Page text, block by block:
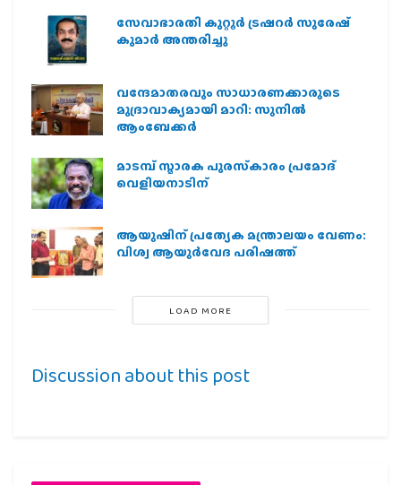
സേവാഭാരതി കുറ്റൂർ ട്രഷറർ സുരേഷ്
കുമാർ അന്തരിച്ചു
വന്ദേമാതരവും സാധാരണക്കാരുടെ
മുദ്രാവാക്യമായി മാറി: സുനിൽ
ആംബേക്കർ
മാടമ്പ് സ്മാരക പുരസ്‌കാരം പ്രമോദ്
വെളിയനാടിന്
ആയുഷിന് പ്രത്യേക മന്ത്രാലയം വേണം:
വിശ്വ ആയുര്‍വേദ പരിഷത്ത്
LOAD MORE
Discussion about this post